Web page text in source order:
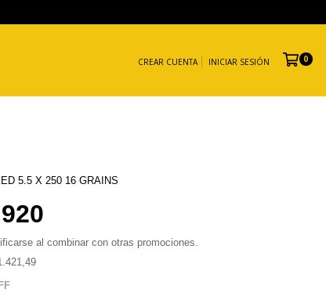
CREAR CUENTA INICIAR SESIÓN 0
5.5 X 250 16 GRAINS
al combinar con otras promociones.